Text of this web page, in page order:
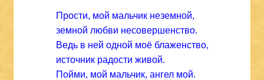
Прости, мой мальчик неземной,
земной любви несовершенство.
Ведь в ней одной моё блаженство,
источник радости живой.
Пойми, мой мальчик, ангел мой.